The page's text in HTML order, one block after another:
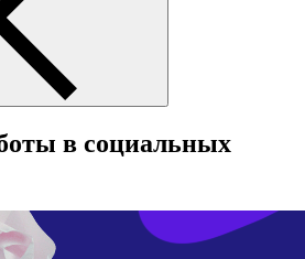
в социальных